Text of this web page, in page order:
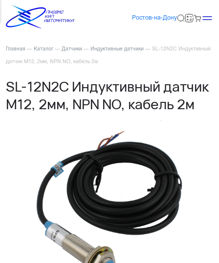
Ростов-на-Дону
Главная — Каталог — Датчики — Индуктивные датчики — SL-12N2C Индуктивный
датчик М12, 2мм, NPN NO, кабель 2м
SL-12N2C Индуктивный датчик
М12, 2мм, NPN NO, кабель 2м